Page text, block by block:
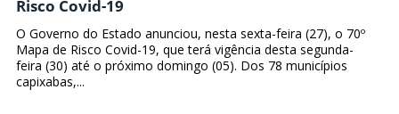
Risco Covid-19
O Governo do Estado anunciou, nesta sexta-feira (27), o 70º
Mapa de Risco Covid-19, que terá vigência desta segunda-
feira (30) até o próximo domingo (05). Dos 78 municípios
capixabas,...